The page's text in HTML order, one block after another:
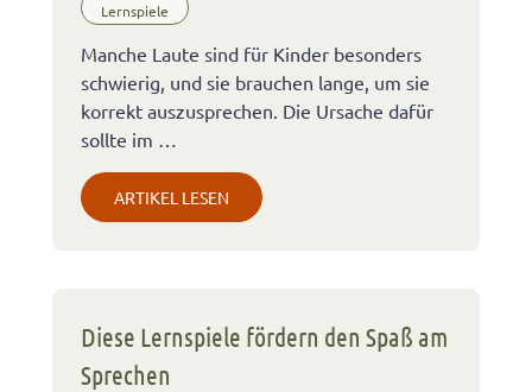
Lernspiele
Manche Laute sind für Kinder besonders
schwierig, und sie brauchen lange, um sie
korrekt auszusprechen. Die Ursache dafür
sollte im …
ARTIKEL LESEN
Diese Lernspiele fördern den Spaß am
Sprechen